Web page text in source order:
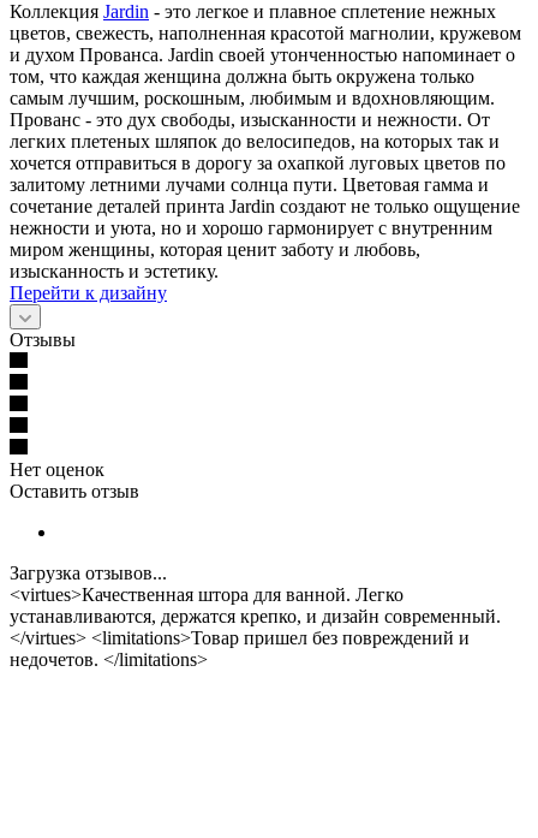
Коллекция Jardin - это легкое и плавное сплетение нежных
цветов, свежесть, наполненная красотой магнолии, кружевом
и духом Прованса. Jardin своей утонченностью напоминает о
том, что каждая женщина должна быть окружена только
самым лучшим, роскошным, любимым и вдохновляющим.
Прованс - это дух свободы, изысканности и нежности. От
легких плетеных шляпок до велосипедов, на которых так и
хочется отправиться в дорогу за охапкой луговых цветов по
залитому летними лучами солнца пути. Цветовая гамма и
сочетание деталей принта Jardin создают не только ощущение
нежности и уюта, но и хорошо гармонирует с внутренним
миром женщины, которая ценит заботу и любовь,
изысканность и эстетику.
Перейти к дизайну
Отзывы
Нет оценок
Оставить отзыв
Загрузка отзывов...
<virtues>Качественная штора для ванной. Легко
устанавливаются, держатся крепко, и дизайн современный.
</virtues> <limitations>Товар пришел без повреждений и
недочетов. </limitations>